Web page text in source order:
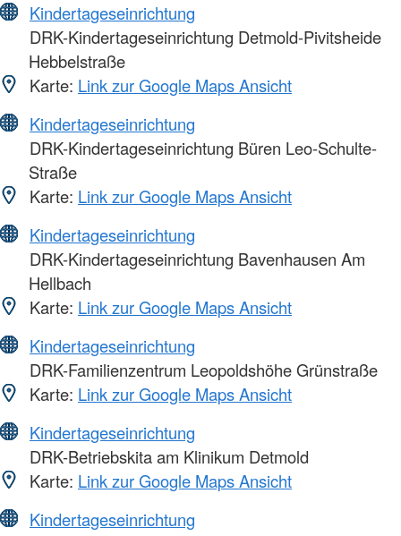
Kindertageseinrichtung
DRK-Kindertageseinrichtung Detmold-Pivitsheide
Hebbelstraße
Karte: Link zur Google Maps Ansicht
Kindertageseinrichtung
DRK-Kindertageseinrichtung Büren Leo-Schulte-
Straße
Karte: Link zur Google Maps Ansicht
Kindertageseinrichtung
DRK-Kindertageseinrichtung Bavenhausen Am
Hellbach
Karte: Link zur Google Maps Ansicht
Kindertageseinrichtung
DRK-Familienzentrum Leopoldshöhe Grünstraße
Karte: Link zur Google Maps Ansicht
Kindertageseinrichtung
DRK-Betriebskita am Klinikum Detmold
Karte: Link zur Google Maps Ansicht
Kindertageseinrichtung